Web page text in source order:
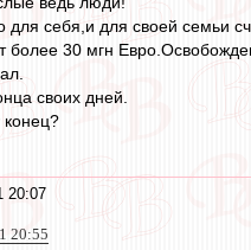
себя,и для своей семьи
более 30 мгн
своих дней.
20:07
20:55